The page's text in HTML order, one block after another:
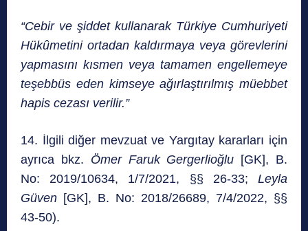
“Cebir ve şiddet kullanarak Türkiye Cumhuriyeti
Hükûmetini ortadan kaldırmaya veya görevlerini
yapmasını kısmen veya tamamen engellemeye
teşebbüs eden kimseye ağırlaştırılmış müebbet
hapis cezası verilir.”
14. İlgili diğer mevzuat ve Yargıtay kararları için
ayrıca bkz. Ömer Faruk Gergerlioğlu [GK], B.
No: 2019/10634, 1/7/2021, §§ 26-33; Leyla
Güven [GK], B. No: 2018/26689, 7/4/2022, §§
43-50).